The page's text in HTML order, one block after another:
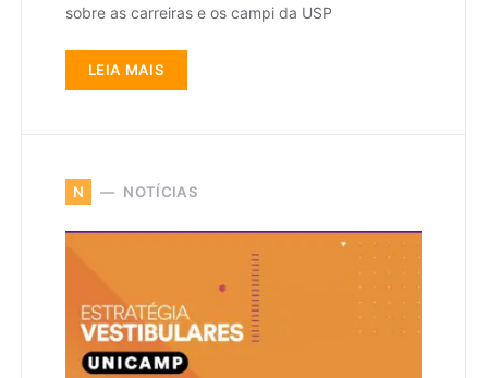
sobre as carreiras e os campi da USP
LEIA MAIS
N NOTÍCIAS